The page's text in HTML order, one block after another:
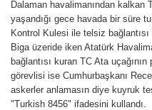
Dalaman havalimanından kalkan
yaşandığı gece havada bir süre
Kontrol Kulesi ile telsiz
Biga üzeride iken Atatürk
bağlantısı kuran TC Ata
görevlisi ise Cumhurbaşkanı
askerler anlamasın diye kuyruk
"Turkish 8456" ifadesini kullandı.